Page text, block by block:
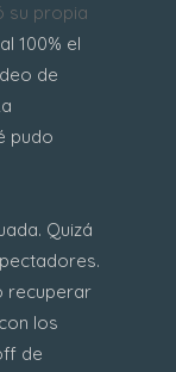
su propia
100% el
de
pudo
Quizá
recuperar
los
de